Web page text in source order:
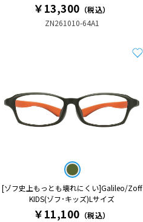
￥13,300 （税込）
ZN261010-64A1
[ゾフ史上もっとも壊れにくい]Galileo/Zoff
KIDS(ゾフ･キッズ)Lサイズ
￥11,100 （税込）